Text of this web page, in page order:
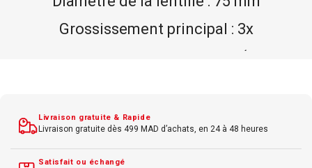
Matériau : Magnétique
Quantité : Pack pratique de 5 aimants
Livraison gratuite & Rapide
Livraison gratuite dès 499 MAD d’achats, en 24 à 48 heures
Satisfait ou échangé